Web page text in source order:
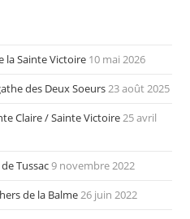
la Sainte Victoire 10 mai 2026
des Deux Soeurs23 août 2025
Claire / Sainte Victoire25 avril
Tussac9 novembre 2022
de la Balme26 juin 2022